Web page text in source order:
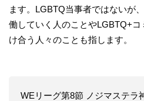
ます。LGBTQ当事者ではないが
働していく人のことやLGBTQ+
け合う人々のことも指します。
WEリーグ第8節 ノジマステラ